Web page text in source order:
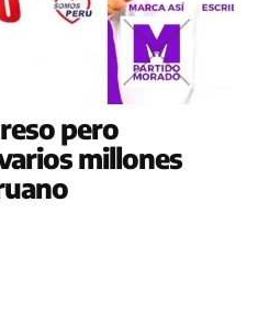
pero
millones